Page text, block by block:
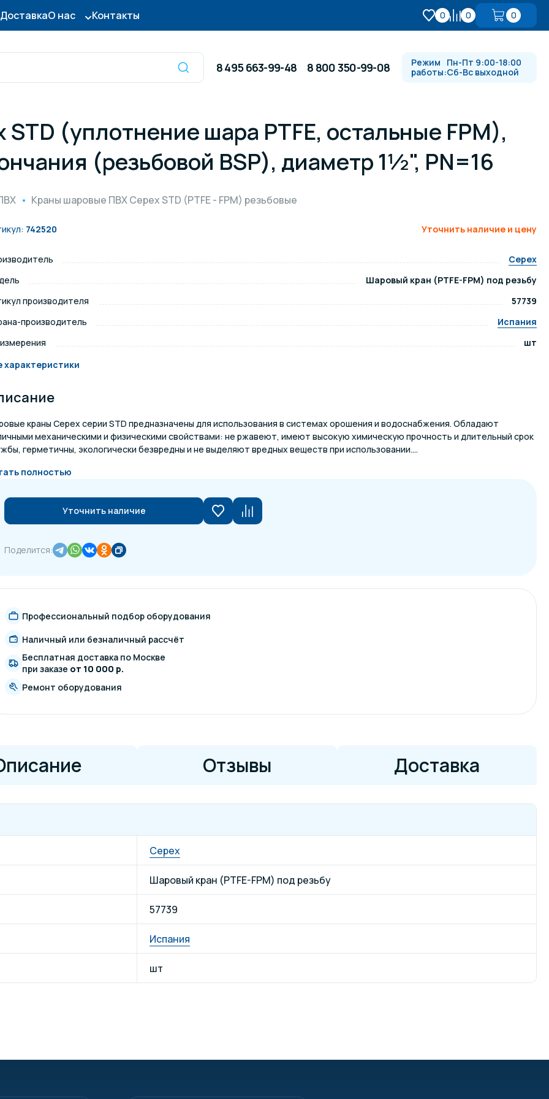
ДоставкаО нас Контакты 0 0 0
для бассейна
Оборудование для
дезинфекции
Противотоки и гидромассажи
Готовые бассейны и купели
Автоматика и
душевые стойки
покрытия
и подсветка для
материалы
8 495 663-99-48 8 800 350-99-08
Режим
работы:
Пн-Пт 9:00-18:00
Сб-Вс выходной
(уплотнение шара PTFE, остальные FPM),
(резьбовой BSP), диаметр 1½", PN=16
Краны шаровые ПВХ Cepex STD (PTFE - FPM) резьбовые
742520 Уточнить наличие и цену
Cepex
Шаровый кран (PTFE-FPM) под резьбу
производителя
57739
производитель
Испания
шт
характеристики
краны Cepex серии STD предназначены для использования в системах орошения и водоснабжения. Обладают
механическими и физическими свойствами: не ржавеют, имеют высокую химическую прочность и длительный срок
герметичны, экологически безвредны и не выделяют вредных веществ при использовании....
полностью
Уточнить наличие
Поделится:
Профессиональный подбор оборудования
Наличный или безналичный рассчёт
Бесплатная доставка по Москве
при заказе от 10 000 р.
Ремонт оборудования
Отзывы Доставка
Cepex
Шаровый кран (PTFE-FPM) под резьбу
57739
Испания
шт